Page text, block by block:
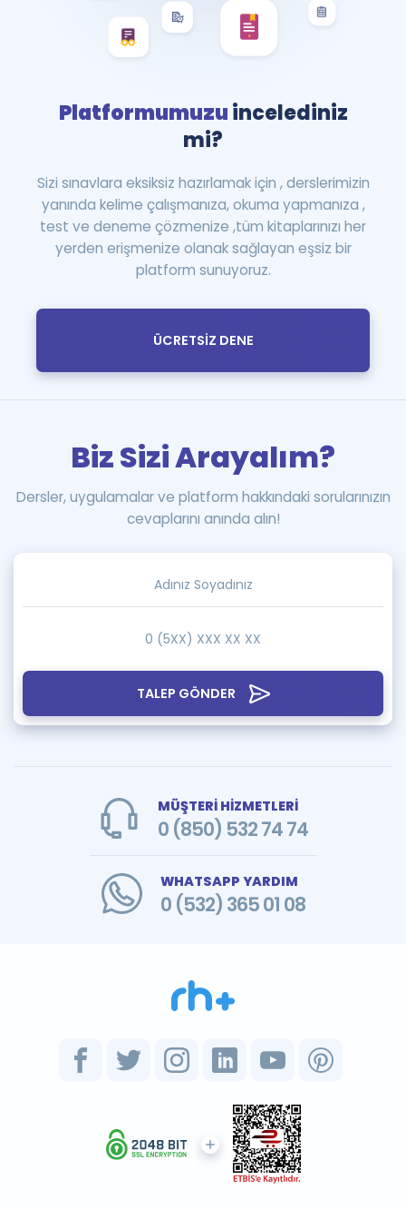
Platformumuzuincelediniz
mi?
Sizi sınavlara eksiksiz hazırlamak için , derslerimizin
yanında kelime çalışmanıza, okuma yapmanıza ,
test ve deneme çözmenize ,tüm kitaplarınızı her
yerden erişmenize olanak sağlayan eşsiz bir
platform sunuyoruz.
ÜCRETSİZ DENE
TALEP GÖNDER
Biz Sizi Arayalım?
Dersler, uygulamalar ve platform hakkındaki sorularınızın
cevaplarını anında alın!
MÜŞTERİ HİZMETLERİ
0 (850) 532 74 74
WHATSAPP YARDIM
0 (532) 365 01 08